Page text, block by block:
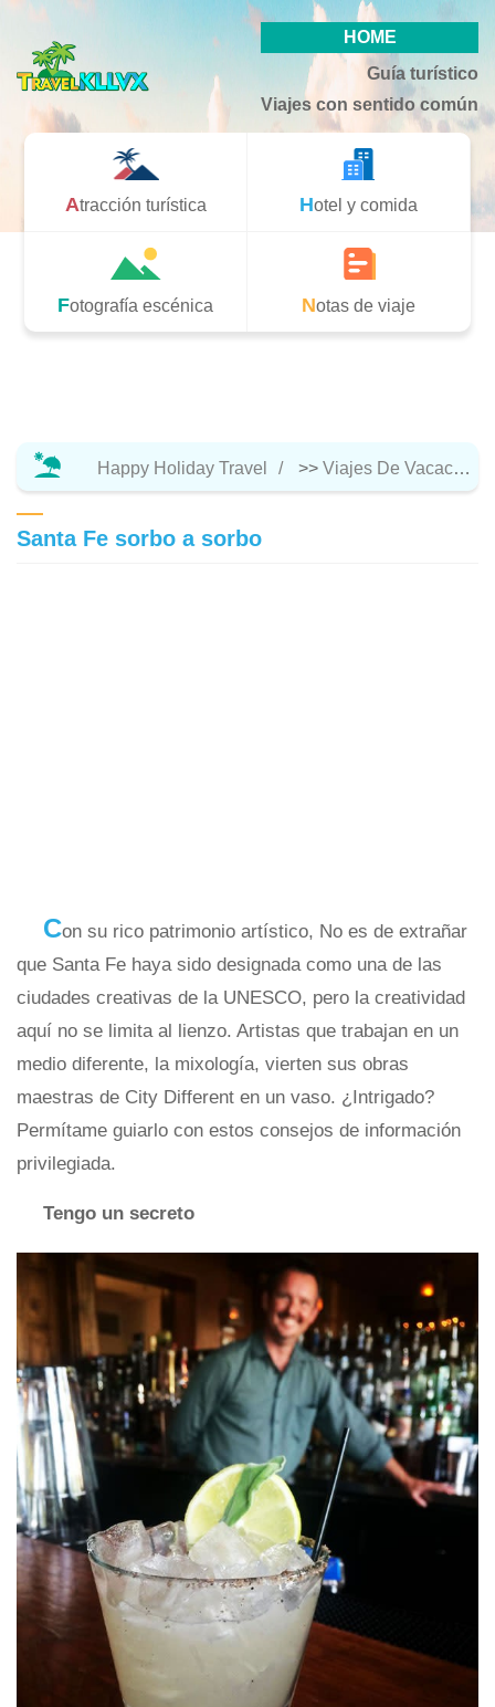
HOME
Guía turístico
Viajes con sentido común
Atracción turística Hotel y comida
Fotografía escénica Notas de viaje
Happy Holiday Travel >> Viajes De Vacaciones
Santa Fe sorbo a sorbo
Con su rico patrimonio artístico, No es de extrañar
que Santa Fe haya sido designada como una de las
ciudades creativas de la UNESCO, pero la creatividad
aquí no se limita al lienzo. Artistas que trabajan en un
medio diferente, la mixología, vierten sus obras
maestras de City Different en un vaso. ¿Intrigado?
Permítame guiarlo con estos consejos de información
privilegiada.
Tengo un secreto